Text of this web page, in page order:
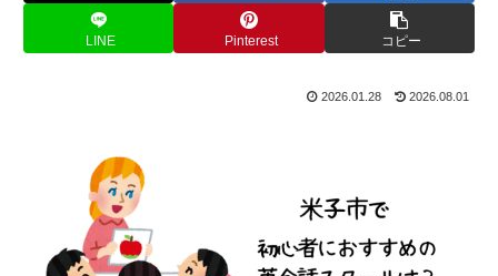
LINE Pinterest コピー
2026.01.28 2026.08.01